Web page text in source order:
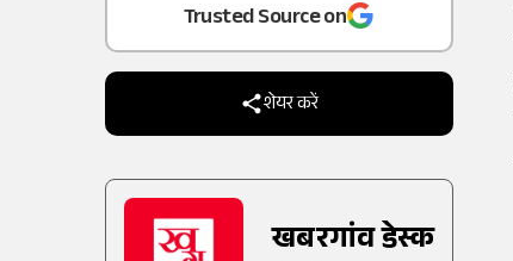
Trusted Source on
शेयर करें
खबरगांव डेस्क